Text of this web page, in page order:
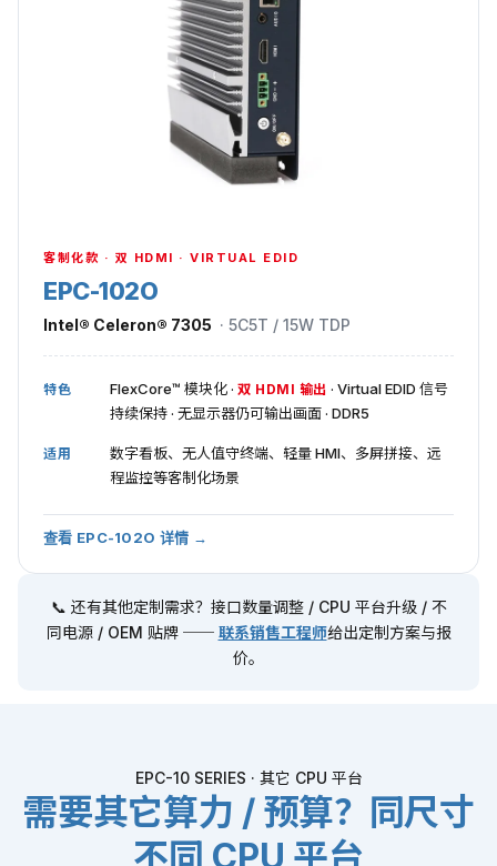
客制化款 · 双 HDMI · VIRTUAL EDID
EPC-102O
Intel® Celeron® 7305 · 5C5T / 15W TDP
特色 FlexCore™ 模块化 · 双 HDMI 输出 · Virtual EDID 信号
持续保持 · 无显示器仍可输出画面 · DDR5
适用
数字看板、无人值守终端、轻量 HMI、多屏拼接、远
程监控等客制化场景
查看 EPC-102O 详情 →
📞 还有其他定制需求？接口数量调整 / CPU 平台升级 / 不
同电源 / OEM 贴牌 ── 联系销售工程师给出定制方案与报
价。
EPC-10 SERIES · 其它 CPU 平台
需要其它算力 / 预算？同尺寸
不同 CPU 平台